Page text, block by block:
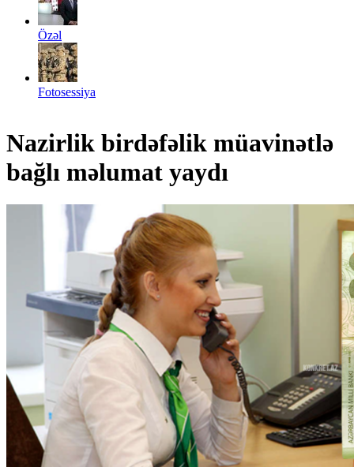
Özəl
Fotosessiya
Nazirlik birdəfəlik müavinətlə
bağlı məlumat yaydı